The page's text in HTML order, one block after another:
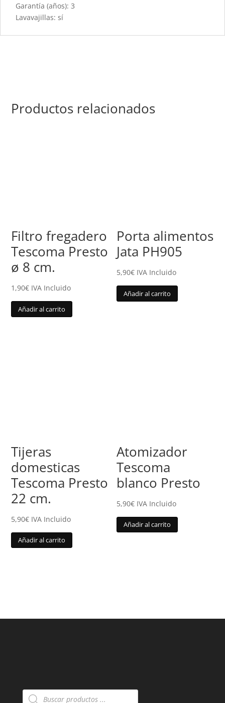
Garantía (años): 3
Lavavajillas: sí
Productos relacionados
Filtro fregadero
Tescoma Presto
ø 8 cm.
1,90€ IVA Incluido
Añadir al carrito
Porta alimentos
Jata PH905
5,90€ IVA Incluido
Añadir al carrito
Tijeras
domesticas
Tescoma Presto
22 cm.
5,90€ IVA Incluido
Añadir al carrito
Atomizador
Tescoma
blanco Presto
5,90€ IVA Incluido
Añadir al carrito
Búsqueda